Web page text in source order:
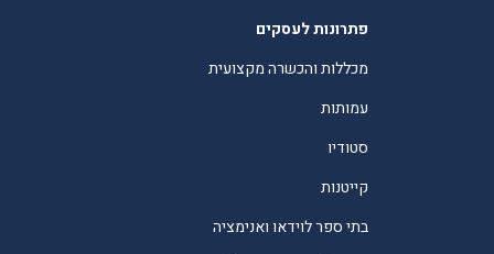
פתרונות לעסקים
מכללות והכשרה מקצועית
עמותות
סטודיו
קייטנות
בתי ספר לוידאו ואנימציה